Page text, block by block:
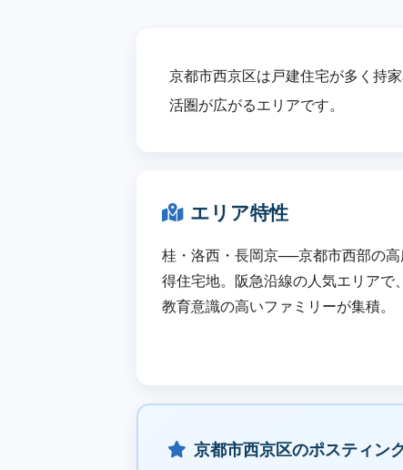
京都市西京区は戸建住宅が多く持
活圏が広がるエリアです。
エリア特性
桂・洛西・長岡京──京都市西部の高
得住宅地。阪急沿線の人気エリアで、
教育意識の高いファミリーが集積。
京都市西京区のポスティン